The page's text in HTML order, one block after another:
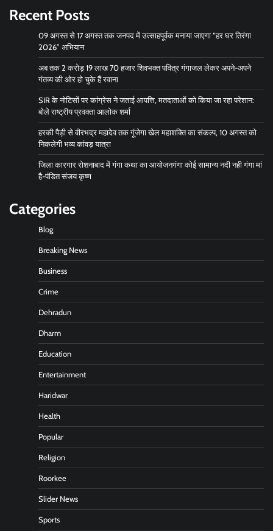
Recent Posts
09 अगस्त से 17 अगस्त तक जनपद में उत्साहपूर्वक मनाया जाएगा “हर घर तिरंगा
2026” अभियान
अब तक 2 करोड़ 19 लाख 70 हजार शिवभक्त पवित्र गंगाजल लेकर अपने-अपने
गंतव्य की ओर हो चुके हैं रवाना
SIR के नोटिसों पर कांग्रेस ने जताई आपत्ति, मतदाताओं को किया जा रहा परेशान:
बोले राष्ट्रीय प्रवक्ता आलोक शर्मा
हरकी पैड़ी से वीरभद्र महादेव तक गूंजेगा खेल महाशक्ति का संकल्प, 10 अगस्त को
निकलेगी भव्य कांवड़ यात्रा
जिला कारगार रोशनाबाद में गंगा कथा का आयोजनगंगा कोई सामान्य नदी नही गंगा मां
है-पंडित संजय कृष्ण
Categories
Blog
Breaking News
Business
Crime
Dehradun
Dharm
Education
Entertainment
Haridwar
Health
Popular
Religion
Roorkee
Slider News
Sports